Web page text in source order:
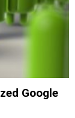
Google